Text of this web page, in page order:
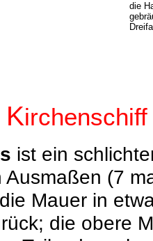
die
Kirchenschiff
ist ein
(7
Mauer in
die obere